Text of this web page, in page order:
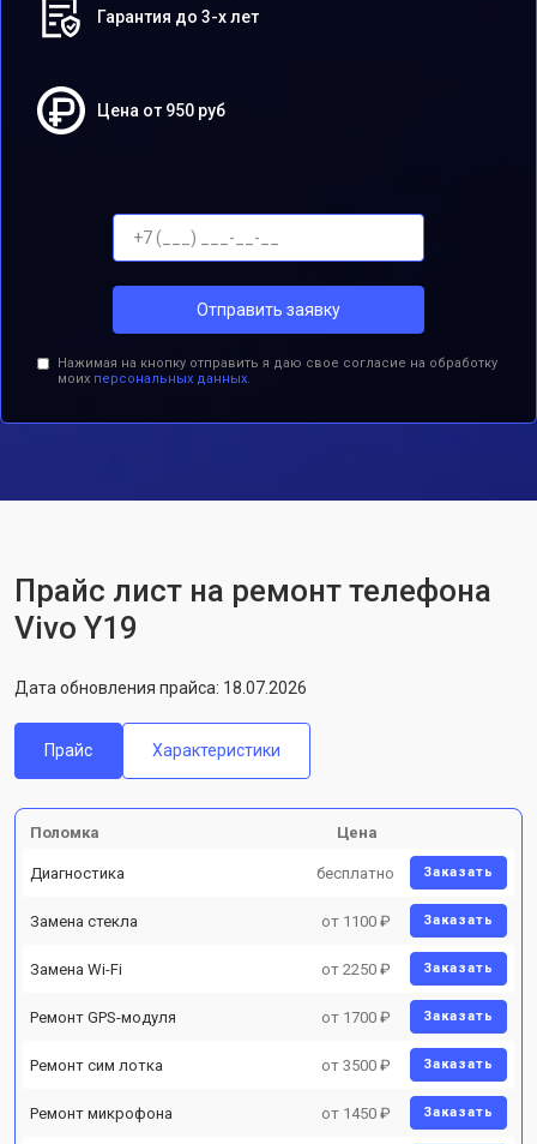
Гарантия до 3-х лет
Цена от 950 руб
Отправить заявку
Нажимая на кнопку отправить я даю свое согласие на обработку
моих персональных данных.
Прайс лист на ремонт телефона
Vivo Y19
Дата обновления прайса: 18.07.2026
Прайс Характеристики
Поломка Цена
Диагностика бесплатно Заказать
Замена стекла от 1100 ₽ Заказать
Замена Wi-Fi от 2250 ₽ Заказать
Ремонт GPS-модуля от 1700 ₽ Заказать
Ремонт сим лотка от 3500 ₽ Заказать
Ремонт микрофона от 1450 ₽ Заказать